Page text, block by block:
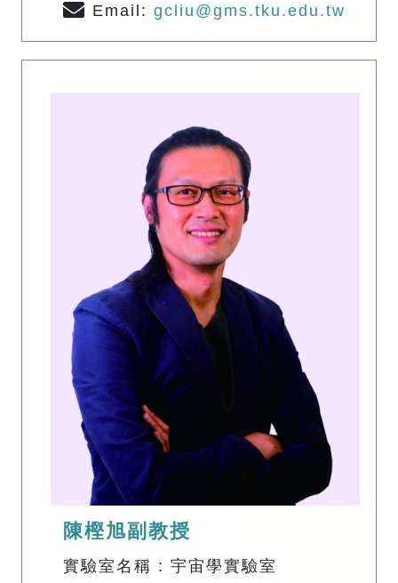
Email: gcliu@gms.tku.edu.tw
陳樫旭副教授
實驗室名稱 : 宇宙學實驗室